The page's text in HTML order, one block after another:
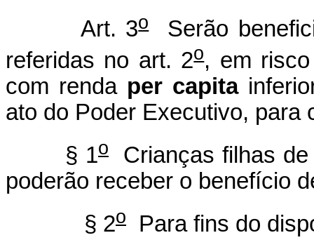
Art. 3oSerão
referidas no art. 2o, em
com renda per capita
ato do Poder Executivo, para
§ 1o
Crianças filhas
poderão receber o benefício
§ 2o
Para fins do